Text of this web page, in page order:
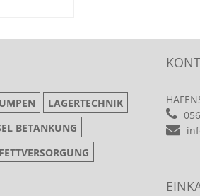
LAGERTECHNIK
BETANKUNG